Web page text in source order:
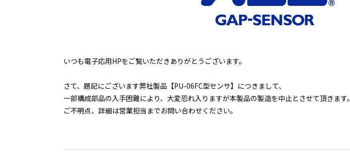
いつも電子応用HPをご覧いただきありがとうございます。
さて、題記にございます弊社製品【PU-06FC型センサ】につきまして、
一部構成部品の入手困難により、大変恐れ入りますが本製品の製造を中止とさせて頂きます。
ご不明点、詳細は営業担当までお問い合わせください。